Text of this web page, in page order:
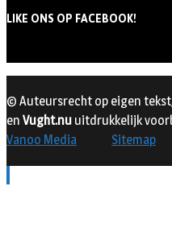
LIKE ONS OP FACEBOOK!
© Auteursrecht op eigen
en Vught.nu uitdrukkelijk
Vanoo Media
Sitemap